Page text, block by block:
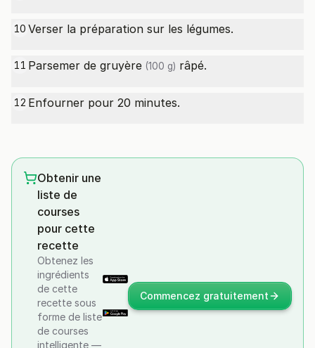
10 Verser la préparation sur les légumes.
11 Parsemer de gruyère (100 g) râpé.
12 Enfourner pour 20 minutes.
Obtenir une
liste de
courses
pour cette
recette
Obtenez les
ingrédients
de cette
recette sous
forme de liste
de courses
intelligente —
Commencez gratuitement